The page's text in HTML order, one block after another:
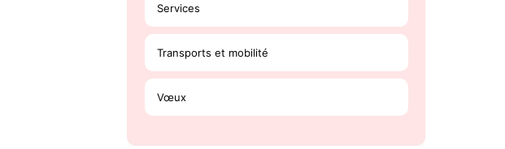
Services
Transports et mobilité
Vœux